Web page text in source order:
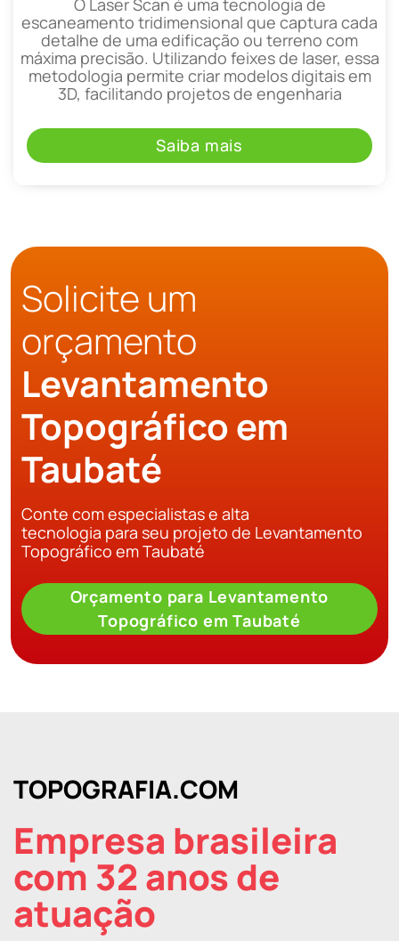
escaneamento tridimensional que captura cada
detalhe de uma edificação ou terreno com
máxima precisão. Utilizando feixes de laser, essa
metodologia permite criar modelos digitais em
3D, facilitando projetos de engenharia
Saiba mais
Solicite um
orçamento
Levantamento
Topográfico em
Taubaté
Conte com especialistas e alta
tecnologia para seu projeto de Levantamento
Topográfico em Taubaté
Orçamento para Levantamento
Topográfico em Taubaté
TOPOGRAFIA.COM
Empresa brasileira
com 32 anos de
atuação